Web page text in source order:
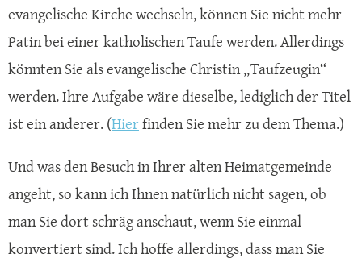
evangelische Kirche wechseln, können Sie nicht mehr
Patin bei einer katholischen Taufe werden. Allerdings
könnten Sie als evangelische Christin „Taufzeugin“
werden. Ihre Aufgabe wäre dieselbe, lediglich der Titel
ist ein anderer. (Hierfinden Sie mehr zu dem Thema.)
Und was den Besuch in Ihrer alten Heimatgemeinde
angeht, so kann ich Ihnen natürlich nicht sagen, ob
man Sie dort schräg anschaut, wenn Sie einmal
konvertiert sind. Ich hoffe allerdings, dass man Sie